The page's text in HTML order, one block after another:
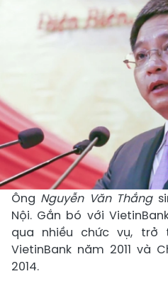
Ông Nguyễn Văn Thắng
Nội. Gắn bó với
qua nhiều chức vụ, trở
VietinBank năm 2011 và
2014.